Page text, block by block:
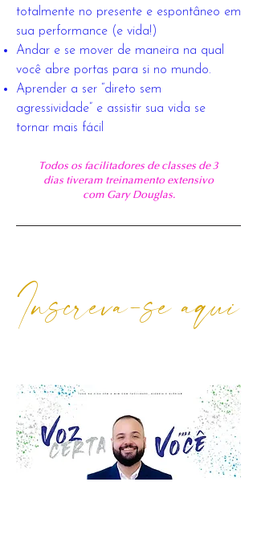
totalmente no presente e espontâneo em
sua performance (e vida!)
Andar e se mover de maneira na qual
você abre portas para si no mundo.
Aprender a ser “direto sem
agressividade” e assistir sua vida se
tornar mais fácil
Todos os facilitadores de classes de 3
dias tiveram treinamento extensivo
com Gary Douglas.
Inscreva-se aqui